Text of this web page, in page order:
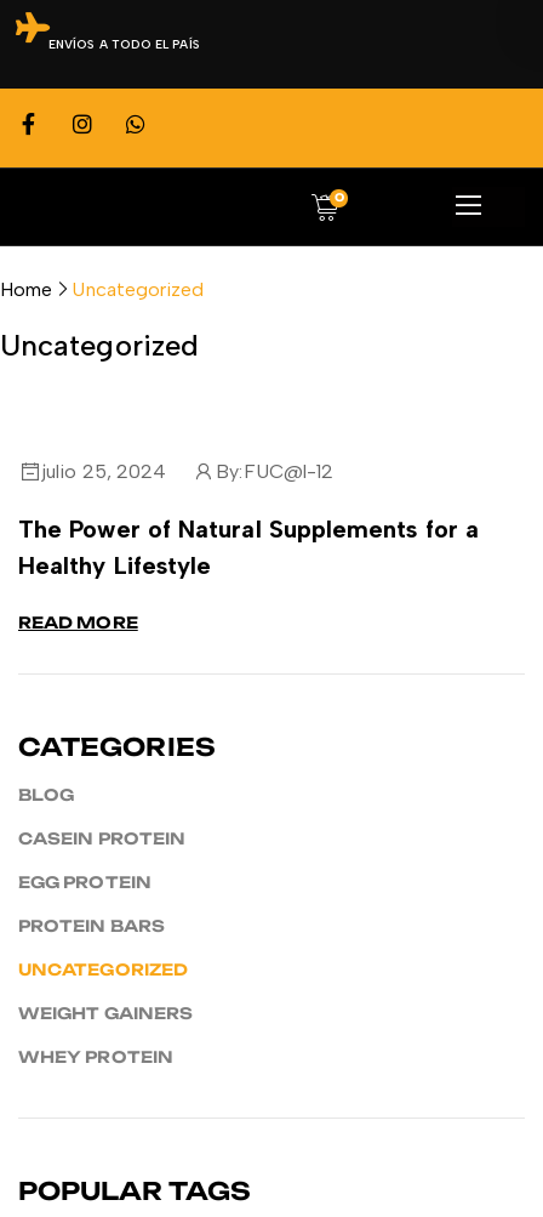
ENVÍOS A TODO EL PAÍS
0
Home Uncategorized
Uncategorized
julio 25, 2024 By:FUC@l-12
The Power of Natural Supplements for a
Healthy Lifestyle
READ MORE
CATEGORIES
BLOG
CASEIN PROTEIN
EGG PROTEIN
PROTEIN BARS
UNCATEGORIZED
WEIGHT GAINERS
WHEY PROTEIN
POPULAR TAGS